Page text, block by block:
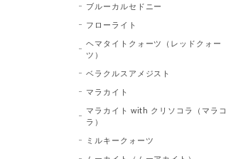
ブルーカルセドニー
フローライト
ヘマタイトクォーツ（レッドクォー
ツ）
ベラクルスアメジスト
マラカイト
マラカイト with クリソコラ（マラコ
ラ）
ミルキークォーツ